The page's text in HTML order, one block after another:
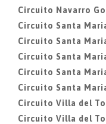
Circuito Navarro
Circuito Santa
Circuito Santa
Circuito Santa
Circuito Santa
Circuito Santa
Circuito Villa del
Circuito Villa del